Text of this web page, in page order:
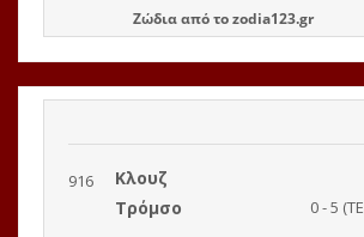
Ζώδιααπό τοzodia123.gr